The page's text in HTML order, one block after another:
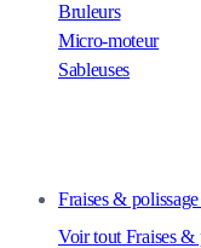
Bruleurs
Micro-moteur
Sableuses
Fraises & polissage
Voir tout Fraises &